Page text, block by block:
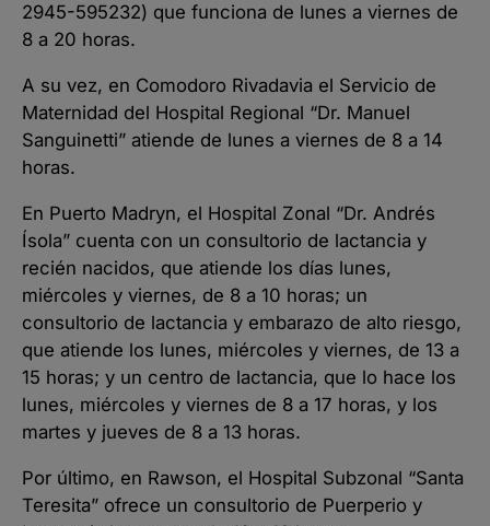
2945-595232) que funciona de lunes a viernes de
8 a 20 horas.
A su vez, en Comodoro Rivadavia el Servicio de
Maternidad del Hospital Regional “Dr. Manuel
Sanguinetti” atiende de lunes a viernes de 8 a 14
horas.
En Puerto Madryn, el Hospital Zonal “Dr. Andrés
Ísola” cuenta con un consultorio de lactancia y
recién nacidos, que atiende los días lunes,
miércoles y viernes, de 8 a 10 horas; un
consultorio de lactancia y embarazo de alto riesgo,
que atiende los lunes, miércoles y viernes, de 13 a
15 horas; y un centro de lactancia, que lo hace los
lunes, miércoles y viernes de 8 a 17 horas, y los
martes y jueves de 8 a 13 horas.
Por último, en Rawson, el Hospital Subzonal “Santa
Teresita” ofrece un consultorio de Puerperio y